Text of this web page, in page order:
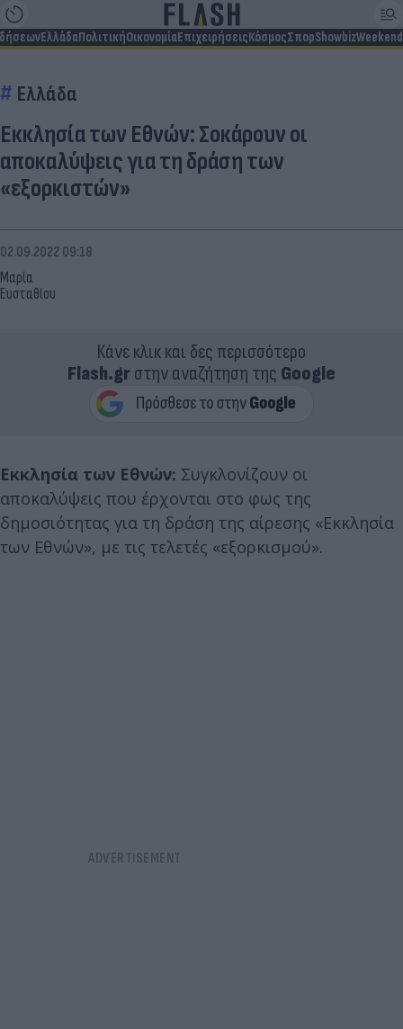
ΕλλάδαΠολιτικήΟικονομίαΕπιχειρήσειςΚόσμοςΣπορShowbizWeekend
Ελλάδα
Εκκλησία των Εθνών: Σοκάρουν οι
αποκαλύψεις για τη δράση των
«εξορκιστών»
Μαρία
Ευσταθίου
02.09.2022 09:18
Κάνε κλικ και δες περισσότερο
Flash.grστην αναζήτηση της Google
Εκκλησία των Εθνών: Συγκλονίζουν οι
αποκαλύψεις που έρχονται στο φως της
δημοσιότητας για τη δράση της αίρεσης «Εκκλησία
των Εθνών», με τις τελετές «εξορκισμού».